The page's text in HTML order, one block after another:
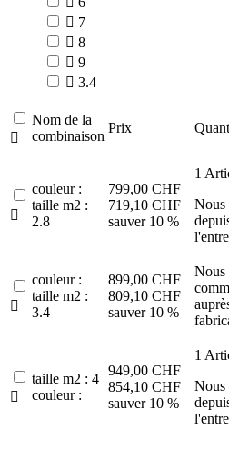
 7
 8
 9
 3.4

Nom de la
combinaison
Prix

couleur :
taille m2 :
2.8
799,00 CHF
719,10 CHF
sauver 10 %
1
Nous

couleur :
taille m2 :
3.4
899,00 CHF
809,10 CHF
sauver 10 %
Nous

taille m2 : 4
couleur :
949,00 CHF
854,10 CHF
sauver 10 %
1
Nous